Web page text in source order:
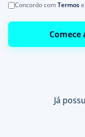
Concordo comTermose
Comece
Já